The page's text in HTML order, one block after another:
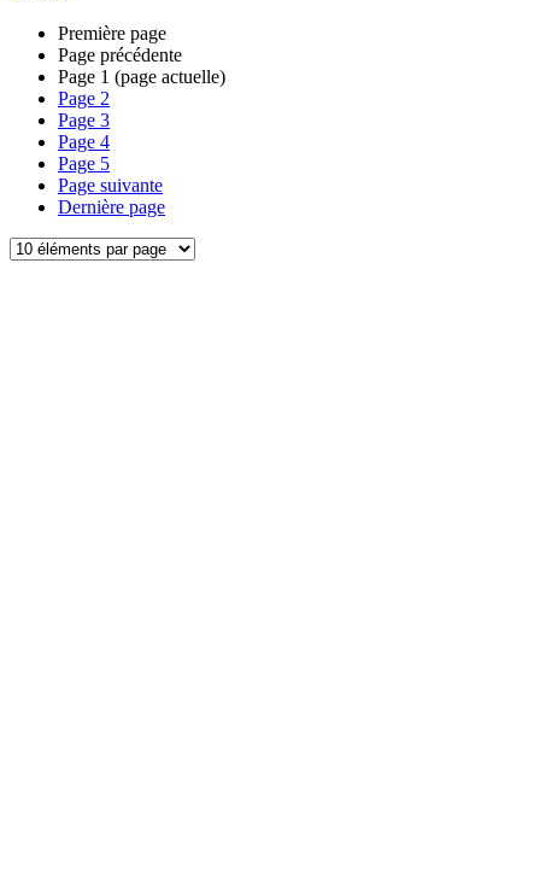
Première page
Page précédente
Page 1 (page actuelle)
Page 2
Page 3
Page 4
Page 5
Page suivante
Dernière page